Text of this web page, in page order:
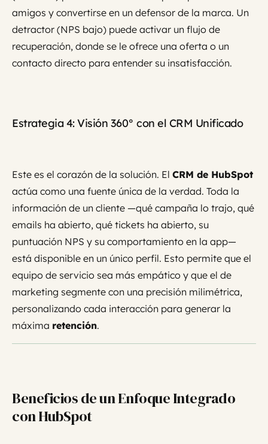
amigos y convertirse en un defensor de la marca. Un
detractor (NPS bajo) puede activar un flujo de
recuperación, donde se le ofrece una oferta o un
contacto directo para entender su insatisfacción.
Estrategia 4: Visión 360° con el CRM Unificado
Este es el corazón de la solución. El CRM de HubSpot
actúa como una fuente única de la verdad. Toda la
información de un cliente —qué campaña lo trajo, qué
emails ha abierto, qué tickets ha abierto, su
puntuación NPS y su comportamiento en la app—
está disponible en un único perfil. Esto permite que el
equipo de servicio sea más empático y que el de
marketing segmente con una precisión milimétrica,
personalizando cada interacción para generar la
máxima retención.
Beneficios de un Enfoque Integrado
con HubSpot